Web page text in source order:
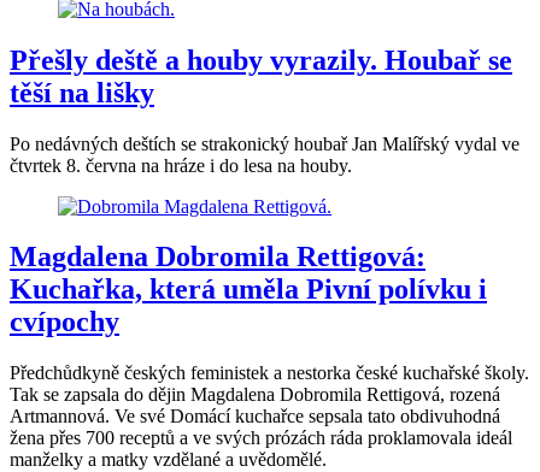
Přešly deště a houby vyrazily. Houbař se
těší na lišky
Po nedávných deštích se strakonický houbař Jan Malířský vydal ve
čtvrtek 8. června na hráze i do lesa na houby.
Magdalena Dobromila Rettigová:
Kuchařka, která uměla Pivní polívku i
cvípochy
Předchůdkyně českých feministek a nestorka české kuchařské školy.
Tak se zapsala do dějin Magdalena Dobromila Rettigová, rozená
Artmannová. Ve své Domácí kuchařce sepsala tato obdivuhodná
žena přes 700 receptů a ve svých prózách ráda proklamovala ideál
manželky a matky vzdělané a uvědomělé.